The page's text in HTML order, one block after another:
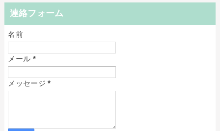
連絡フォーム
名前
メール *
メッセージ*